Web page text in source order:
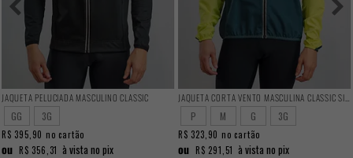
JAQUETA PELUCIADA MASCULINO CLASSIC
GG 3G
R$ 395,90 no cartão
ou R$ 356,31 à vista no pix
P M G 3G
R$ 323,90 no cartão
ou R$ 291,51 à vista no pix